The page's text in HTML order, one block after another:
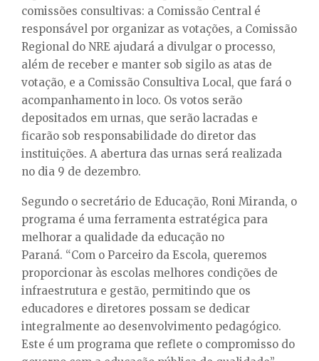
comissões consultivas: a Comissão Central é
responsável por organizar as votações, a Comissão
Regional do NRE ajudará a divulgar o processo,
além de receber e manter sob sigilo as atas de
votação, e a Comissão Consultiva Local, que fará o
acompanhamento in loco. Os votos serão
depositados em urnas, que serão lacradas e
ficarão sob responsabilidade do diretor das
instituições. A abertura das urnas será realizada
no dia 9 de dezembro.
Segundo o secretário de Educação, Roni Miranda, o
programa é uma ferramenta estratégica para
melhorar a qualidade da educação no
Paraná. “Com o Parceiro da Escola, queremos
proporcionar às escolas melhores condições de
infraestrutura e gestão, permitindo que os
educadores e diretores possam se dedicar
integralmente ao desenvolvimento pedagógico.
Este é um programa que reflete o compromisso do